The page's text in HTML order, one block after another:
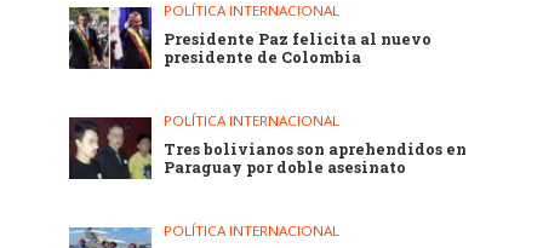
POLÍTICA INTERNACIONAL
Presidente Paz felicita al nuevo
presidente de Colombia
POLÍTICA INTERNACIONAL
Tres bolivianos son aprehendidos en
Paraguay por doble asesinato
POLÍTICA INTERNACIONAL